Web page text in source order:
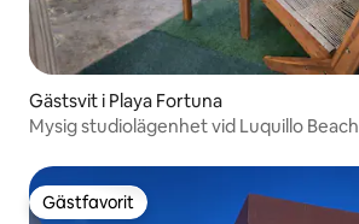
Gästsvit i Playa Fortuna
Mysig studiolägenhet vid Luquillo Beach
Gästfavorit
Gästfavorit